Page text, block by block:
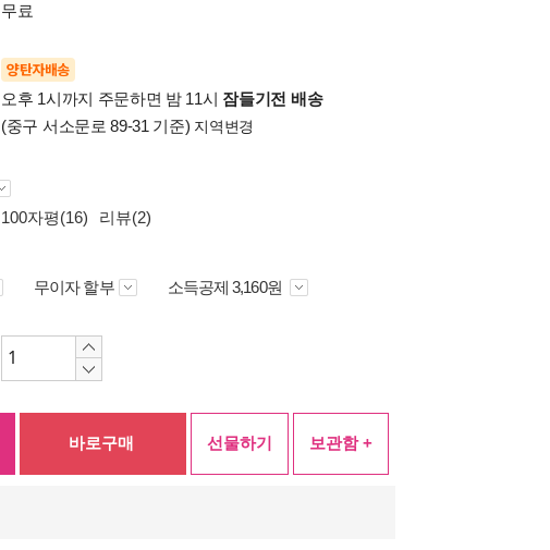
무료
양탄자배송
오후 1시까지 주문하면 밤 11시 잠들기전 배송
(중구 서소문로 89-31 기준) 지역변경
100자평(16) 리뷰(2)
무이자 할부 소득공제 3,160원
바로구매 선물하기 보관함 +